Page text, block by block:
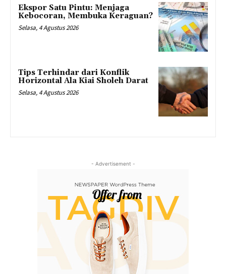
Ekspor Satu Pintu: Menjaga
Kebocoran, Membuka Keraguan?
Selasa, 4 Agustus 2026
Tips Terhindar dari Konflik
Horizontal Ala Kiai Sholeh Darat
Selasa, 4 Agustus 2026
- Advertisement -